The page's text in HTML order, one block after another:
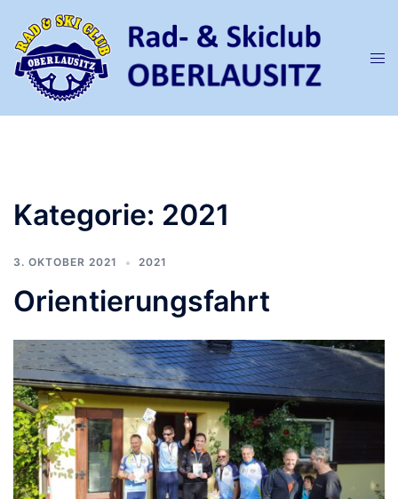
Inhalt
springen
Kategorie: 2021
3. OKTOBER 2021 2021
Orientierungsfahrt